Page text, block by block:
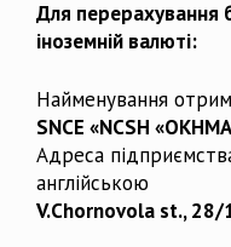
Для перерахування
іноземній валюті:
Найменування
SNCE «NCSH
Адреса
англійською
V.Chornovola st., 28/